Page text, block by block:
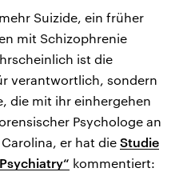
Suizide, ein früher
mit Schizophrenie
ist die
verantwortlich, sondern
die mit ihr einhergehen
Psychologe an
er hat die Studie
kommentiert: